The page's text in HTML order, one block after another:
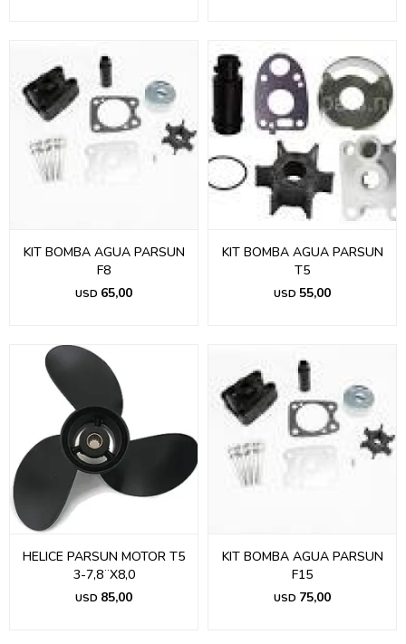
KIT BOMBA AGUA PARSUN
F8
USD 65,00
KIT BOMBA AGUA PARSUN
T5
USD 55,00
HELICE PARSUN MOTOR T5
3-7,8¨X8,0
USD 85,00
KIT BOMBA AGUA PARSUN
F15
USD 75,00